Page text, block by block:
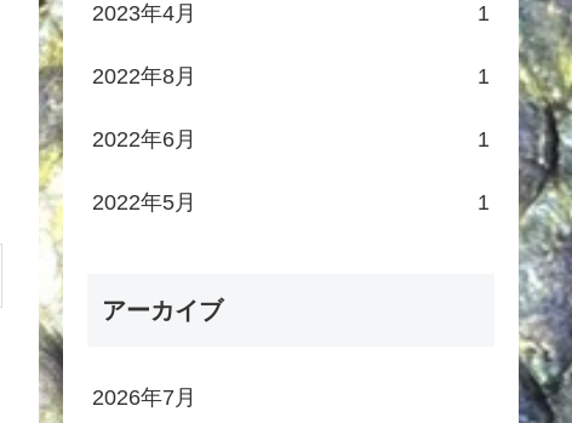
2023年4月 1
2022年8月 1
2022年6月 1
2022年5月 1
アーカイブ
2026年7月